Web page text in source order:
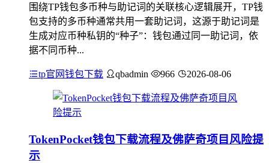
围绕TP钱包多币种与助记词的关联核心逻辑展开，TP钱
包支持的多币种通常共用一套助记词，这源于助记词是
生成对应币种私钥的“种子”：钱包通过同一助记词，依
据不同币种...
tp官网钱包下载 qbadmin 966 2026-08-06
TokenPocket钱包下载流程及佛萨奇项目风险提
示